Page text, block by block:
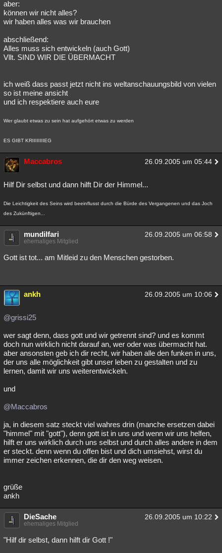
aber:
können wir nicht alles?
wir haben alles was wir brauchen
abschließend:
Alles muss sich entwickeln (auch Gott)
Vllt. SIND WIR DIE ÜBERMACHT
ich weiß dass passt jetzt nicht ins weltanschauungsbild von vielen
so ist meine ansicht
und ich respektiere auch eure
Wer glaubt etwas zu sein hat aufgehört etwas zu werden
ES GIBT KRIIIIIIIIEG
Maccabros 26.09.2005 um 05:44
Hilf Dir selbst und dann hilft Dir der Himmel...
Die Leichtigkeit des Seins wird beeinflusst durch die Bürde des Vergangenen und das Joch
des Zukünftigen...
mundilfari 26.09.2005 um 06:58
ehemaliges Mitglied
Gott ist tot... am Mitleid zu den Menschen gestorben.
ankh 26.09.2005 um 10:06
@grissi25
wer sagt denn, dass gott und wir getrennt sind? und es kommt
doch nun wirklich nicht darauf an, wer oder was übermacht hat.
aber ansonsten geb ich dir recht, wir haben alle den funken in uns,
der uns alle möglichkeit gibt unser leben zu gestalten und zu
lernen, damit wir uns weiterentwickeln.
und
@Maccabros
ja, in diesem satz steckt viel wahres drin (manche ersetzen dabei
"himmel" mit "gott"), denn gott ist in uns und wenn wir uns helfen,
hilft er uns wirklich durch uns selbst und durch alles andere in dem
er steckt. denn wenn du offen bist und dich umsiehst, wirst du
immer zeichen erkennen, die dir den weg weisen.
grüße
ankh
DieSache 26.09.2005 um 10:22
ehemaliges Mitglied
"Hilf dir selbst, dann hilft dir Gott !"